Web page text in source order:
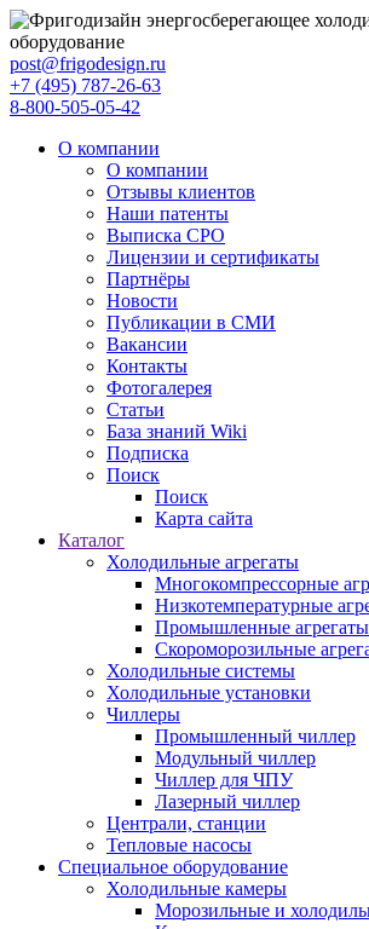
post@frigodesign.ru
+7 (495) 787-26-63
8-800-505-05-42
О компании
О компании
Отзывы клиентов
Наши патенты
Выписка СРО
Лицензии и сертификаты
Партнёры
Новости
Публикации в СМИ
Вакансии
Контакты
Фотогалерея
Статьи
База знаний Wiki
Подписка
Поиск
Поиск
Карта сайта
Каталог
Холодильные агрегаты
Многокомпрессорные
Низкотемпературные
Промышленные агрегаты
Скороморозильные
Холодильные системы
Холодильные установки
Чиллеры
Промышленный чиллер
Модульный чиллер
Чиллер для ЧПУ
Лазерный чиллер
Централи, станции
Тепловые насосы
Специальное оборудование
Холодильные камеры
Морозильные и